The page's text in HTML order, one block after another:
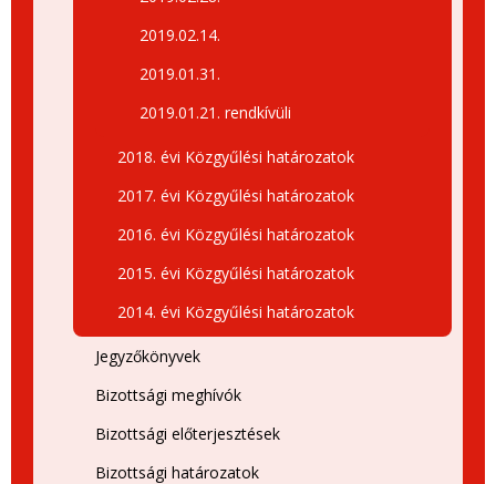
2019.02.14.
2019.01.31.
2019.01.21. rendkívüli
2018. évi Közgyűlési határozatok
2017. évi Közgyűlési határozatok
2016. évi Közgyűlési határozatok
2015. évi Közgyűlési határozatok
2014. évi Közgyűlési határozatok
Jegyzőkönyvek
Bizottsági meghívók
Bizottsági előterjesztések
Bizottsági határozatok